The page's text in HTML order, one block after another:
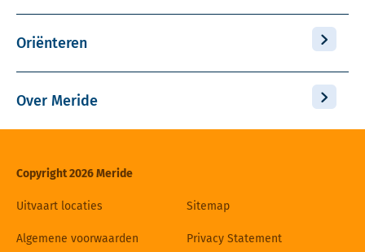
Oriënteren
Over Meride
Copyright 2026 Meride
Uitvaart locaties Sitemap
Algemene voorwaarden Privacy Statement